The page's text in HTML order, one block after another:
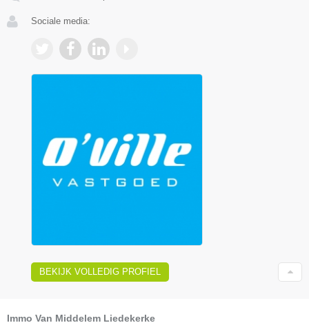
Sociale media:
BEKIJK VOLLEDIG PROFIEL
Immo Van Middelem Liedekerke